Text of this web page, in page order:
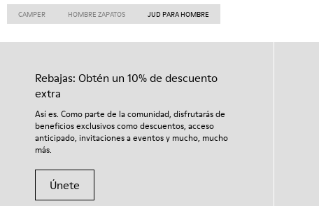
CAMPER HOMBRE ZAPATOS JUD PARA HOMBRE
Rebajas: Obtén un 10% de descuento
extra
Así es. Como parte de la comunidad, disfrutarás de
beneficios exclusivos como descuentos, acceso
anticipado, invitaciones a eventos y mucho, mucho
más.
Únete